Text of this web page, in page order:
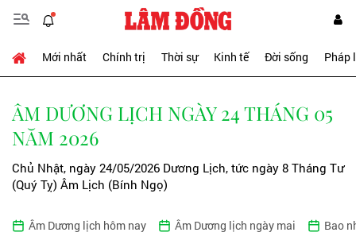
Mới nhất Chính trị Thời sự Kinh tế Đời sống Pháp
ÂM DƯƠNG LỊCH NGÀY 24 THÁNG 05
NĂM 2026
Chủ Nhật, ngày 24/05/2026 Dương Lịch, tức ngày 8 Tháng Tư
(Quý Tỵ) Âm Lịch (Bính Ngọ)
Âm Dương lịch hôm nay Âm Dương lịch ngày mai Bao